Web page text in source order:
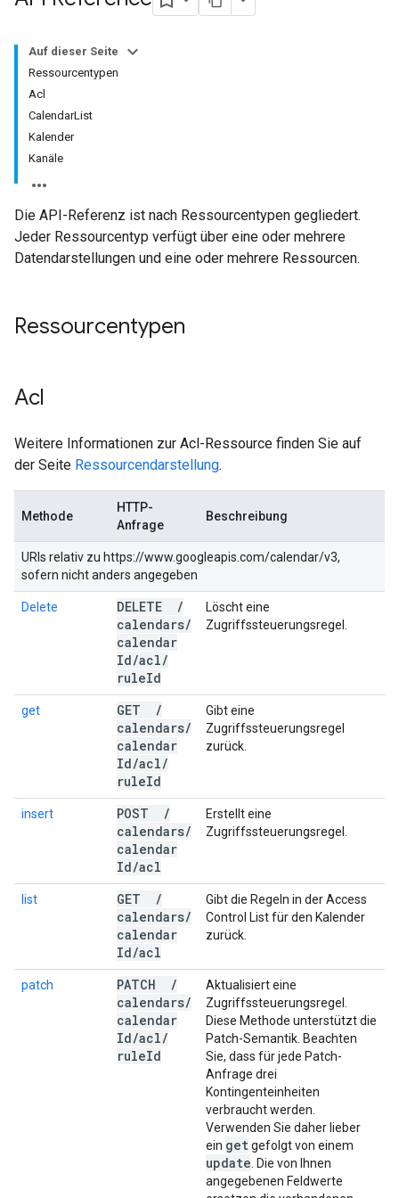
Auf dieser Seite
Ressourcentypen
Acl
CalendarList
Kalender
Kanäle
Die API-Referenz ist nach Ressourcentypen gegliedert.
Jeder Ressourcentyp verfügt über eine oder mehrere
Datendarstellungen und eine oder mehrere Ressourcen.
Ressourcentypen
Acl
Weitere Informationen zur Acl-Ressource finden Sie auf
der Seite Ressourcendarstellung.
Methode
HTTP-
Anfrage
Beschreibung
URIs relativ zu https://www.googleapis.com/calendar/v3,
sofern nicht anders angegeben
Delete DELETE
/
calendars/
calendar
Id/acl/
ruleId
Löscht eine
Zugriffssteuerungsregel.
get GET
/
calendars/
calendar
Id/acl/
ruleId
Gibt eine
Zugriffssteuerungsregel
zurück.
insert POST
/
calendars/
calendar
Id/acl
Erstellt eine
Zugriffssteuerungsregel.
list GET
/
calendars/
calendar
Id/acl
Gibt die Regeln in der Access
Control List für den Kalender
zurück.
patch PATCH
/
calendars/
calendar
Id/acl/
ruleId
Aktualisiert eine
Zugriffssteuerungsregel.
Diese Methode unterstützt die
Patch-Semantik. Beachten
Sie, dass für jede Patch-
Anfrage drei
Kontingenteinheiten
verbraucht werden.
Verwenden Sie daher lieber
ein getgefolgt von einem
update . Die von Ihnen
angegebenen Feldwerte